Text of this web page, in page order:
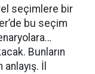
seçimlere bir
bu seçim
Bunların
İl